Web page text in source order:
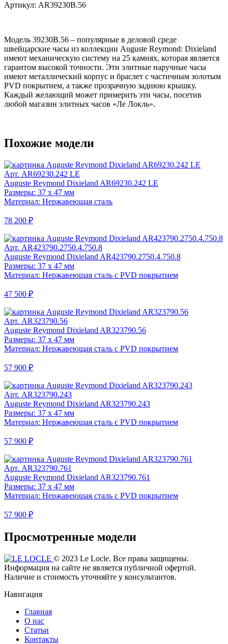
Артикул: AR39230B.56
Модель 39230B.56 – популярные в деловой среде
швейцарские часы из коллекции Auguste Reymond: Dixieland
имеют механическую систему на 25 камнях, которая является
гарантом высокой точности. Эти элитные наручные часы
имеют металлический корпус и браслет с частичным золотым
PVD покрытием, а также прозрачную заднюю крышку.
Каждый желающий может примерить эти часы, посетив
любой магазин элитных часов «Ле Локль».
Похожие модели
Арт. AR69230.242 LE
Auguste Reymond Dixieland AR69230.242 LE
Размеры: 37 x 47 мм
Материал: Нержавеющая сталь
78 200 ₽
Арт. AR423790.2750.4.750.8
Auguste Reymond Dixieland AR423790.2750.4.750.8
Размеры: 37 x 47 мм
Материал: Нержавеющая сталь с PVD покрытием
47 500 ₽
Арт. AR323790.56
Auguste Reymond Dixieland AR323790.56
Размеры: 37 x 47 мм
Материал: Нержавеющая сталь с PVD покрытием
57 900 ₽
Арт. AR323790.243
Auguste Reymond Dixieland AR323790.243
Размеры: 37 x 47 мм
Материал: Нержавеющая сталь с PVD покрытием
57 900 ₽
Арт. AR323790.761
Auguste Reymond Dixieland AR323790.761
Размеры: 37 x 47 мм
Материал: Нержавеющая сталь с PVD покрытием
57 900 ₽
Просмотренные модели
© 2023 Le Locle. Все права защищены.
Информация на сайте не является публичной офертой.
Наличие и стоимость уточняйте у консультантов.
Навигация
Главная
О нас
Статьи
Контакты